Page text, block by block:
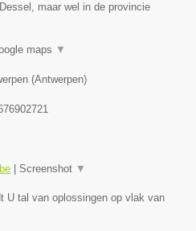
maar wel in de provincie
maps ▼
(Antwerpen)
Screenshot ▼
U tal van oplossingen op vlak van